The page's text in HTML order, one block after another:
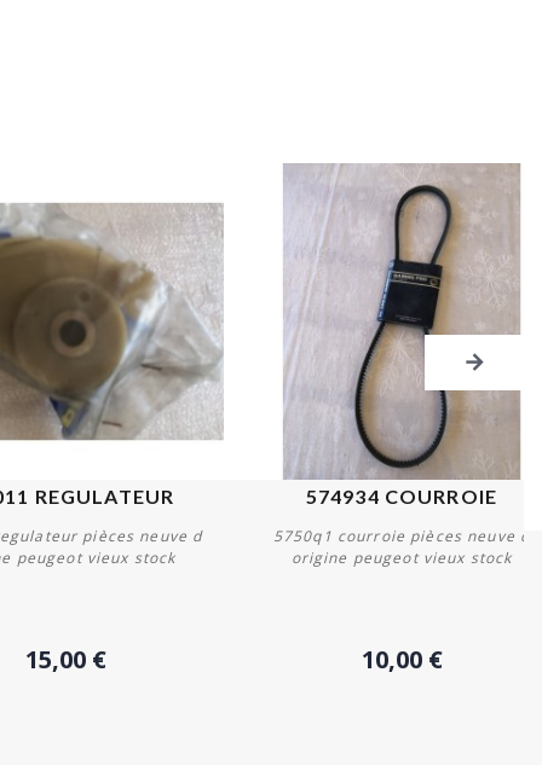
REGULATEUR
pièces neuve d
peugeot vieux stock
15,00 €
574934 COURROIE
5750q1 courroie pièces neuve d
origine peugeot vieux stock
10,00 €